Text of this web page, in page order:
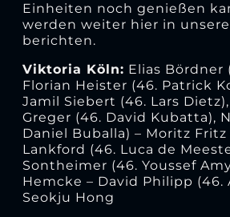
Einheiten noch genießen
werden weiter hier in
berichten.
Viktoria Köln: Elias Bördner
Florian Heister (46. Patrick
Jamil Siebert (46. Lars
Greger (46. David Kubatta),
Daniel Buballa) – Moritz Fritz
Lankford (46. Luca de
Sontheimer (46. Youssef
Hemcke – David Philipp (46.
Seokju Hong